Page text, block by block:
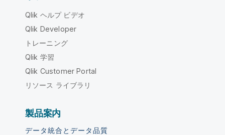
Qlik ヘルプ ビデオ
Qlik Developer
トレーニング
Qlik 学習
Qlik Customer Portal
リソース ライブラリ
製品案内
データ統合とデータ品質